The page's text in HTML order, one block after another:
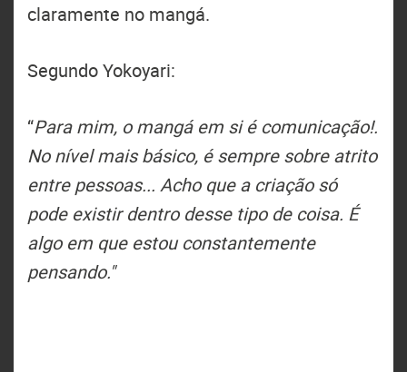
claramente no mangá.
Segundo Yokoyari:
“Para mim, o mangá em si é comunicação!.
No nível mais básico, é sempre sobre atrito
entre pessoas... Acho que a criação só
pode existir dentro desse tipo de coisa. É
algo em que estou constantemente
pensando."